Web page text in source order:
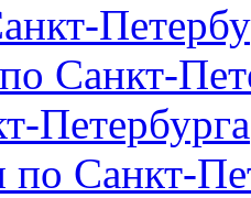
Санкт-
Петербурга
по Санкт-